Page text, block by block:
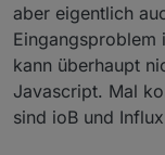
aber eigentlich
Eingangsproblem
kann überhaupt
Javascript. Mal
sind ioB und